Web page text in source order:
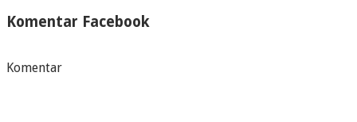
Komentar Facebook
Komentar